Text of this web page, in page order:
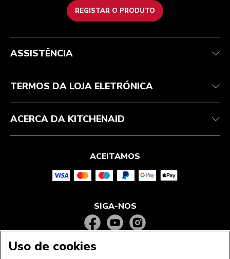
REGISTAR O PRODUTO
Health Check
Atendimento ao cliente
Acompanhar a sua encomenda
Garantia e documentos
Perguntas frequentes
Termos e condições
Envio e entrega
Devoluções e reembolsos
Marca
ODR
A marca
A nossa história
ASSISTÊNCIA
TERMOS DA LOJA ELETRÓNICA
ACERCA DA KITCHENAID
ACEITAMOS
SIGA-NOS
Uso de cookies